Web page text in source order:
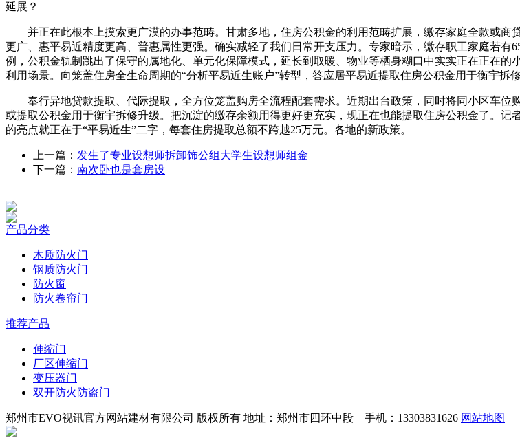
延展？
并正在此根本上摸索更广漠的办事范畴。甘肃多地，住房公积金的利用范畴扩展，缴存家庭全款或商
更广、惠平易近精度更高、普惠属性更强。确实减轻了我们日常开支压力。专家暗示，缴存职工家庭若
例，公积金轨制跳出了保守的属地化、单元化保障模式，延长到取暖、物业等栖身糊口中实实正在正在
利用场景。向笼盖住房全生命周期的“分析平易近生账户”转型，答应居平易近提取住房公积金用于衡宇拆修
奉行异地贷款提取、代际提取，全方位笼盖购房全流程配套需求。近期出台政策，同时将同小区车位
或提取公积金用于衡宇拆修升级。把沉淀的缴存余额用得更好更充实，现正在也能提取住房公积金了。
的亮点就正在于“平易近生”二字，每套住房提取总额不跨越25万元。各地的新政策。
上一篇： 发生了专业设想师拆卸饰公组大学生设想师组金
下一篇： 南次卧也是套房设
产品分类
木质防火门
钢质防火门
防火窗
防火卷帘门
推荐产品
伸缩门
厂区伸缩门
变压器门
双开防火防盗门
郑州市EVO视讯官方网站建材有限公司 版权所有 地址：郑州市四环中段 手机：13303831626 网站地图